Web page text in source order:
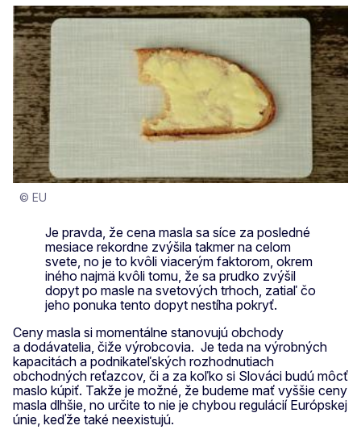
© EU
Je pravda, že cena masla sa síce za posledné
mesiace rekordne zvýšila takmer na celom
svete, no je to kvôli viacerým faktorom, okrem
iného najmä kvôli tomu, že sa prudko zvýšil
dopyt po masle na svetových trhoch, zatiaľ čo
jeho ponuka tento dopyt nestíha pokryť.
Ceny masla si momentálne stanovujú obchody
a dodávatelia, čiže výrobcovia. Je teda na výrobných
kapacitách a podnikateľských rozhodnutiach
obchodných reťazcov, či a za koľko si Slováci budú môcť
maslo kúpiť. Takže je možné, že budeme mať vyššie ceny
masla dlhšie, no určite to nie je chybou regulácií Európskej
únie, keďže také neexistujú.